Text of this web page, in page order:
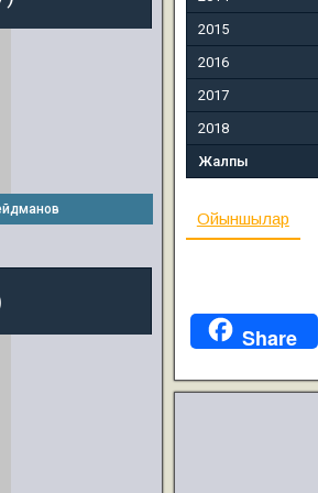
2015
2016
2017
2018
Жалпы
Ойыншылар
Share